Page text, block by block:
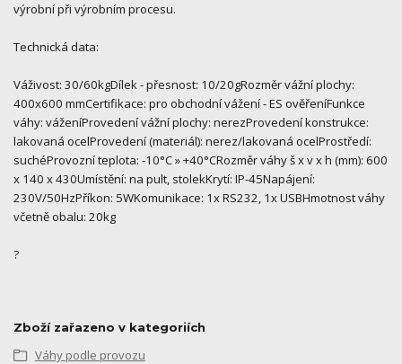
výrobní při výrobním procesu.
Technická data:
Váživost: 30/60kgDílek - přesnost: 10/20gRozměr vážní plochy:
400x600 mmCertifikace: pro obchodní vážení - ES ověřeníFunkce
váhy: váženíProvedení vážní plochy: nerezProvedení konstrukce:
lakovaná ocelProvedení (materiál): nerez/lakovaná ocelProstředí:
suchéProvozní teplota: -10°C » +40°CRozměr váhy š x v x h (mm): 600
x 140 x 430Umístění: na pult, stolekKrytí: IP-45Napájení:
230V/50HzPříkon: 5WKomunikace: 1x RS232, 1x USBHmotnost váhy
včetně obalu: 20kg
?
Zboží zařazeno v kategoriích
Váhy podle provozu